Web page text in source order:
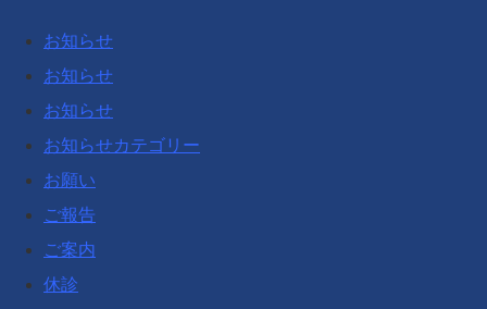
お知らせ
お知らせ
お知らせ
お知らせカテゴリー
お願い
ご報告
ご案内
休診